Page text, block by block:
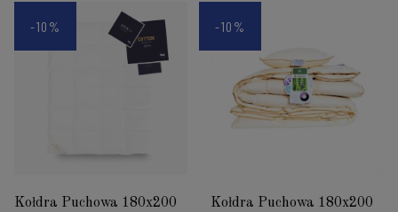
Kołdra Puchowa 180x200
-10%
Kołdra Puchowa 180x200
-10%